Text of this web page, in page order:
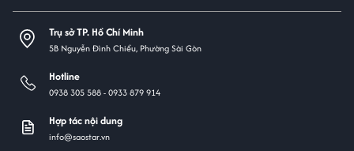
Trụ sở TP. Hồ Chí Minh
5B Nguyễn Đình Chiểu, Phường Sài Gòn
Hotline
0938 305 588 -0933 879 914
Hợp tác nội dung
info@saostar.vn